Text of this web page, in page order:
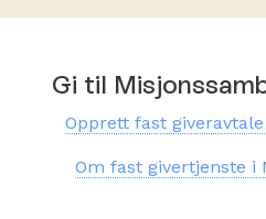
Gi til
Opprett fast
Om fast givertjenste i